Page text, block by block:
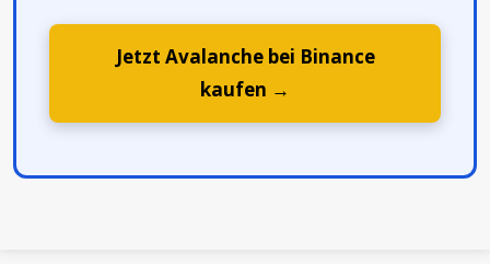
Jetzt Avalanche bei Binance
kaufen →